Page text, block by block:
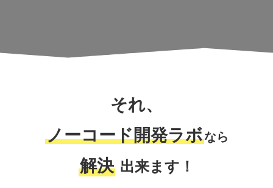
それ、
ノーコード開発ラボなら
解決 出来ます！